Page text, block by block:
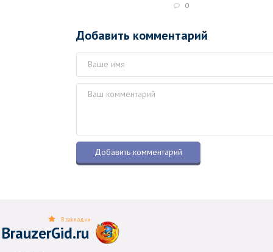
0
Добавить комментарий
BrauzerGid.ru
В закладки